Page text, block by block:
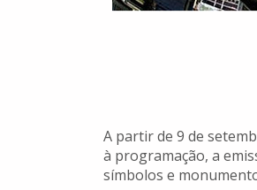
A partir de 9 de
à programação, a
símbolos e